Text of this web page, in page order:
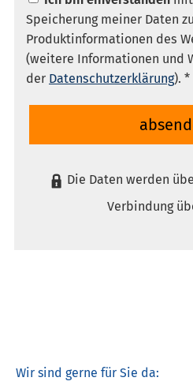
Speicherung meiner Daten
Produktinformationen des
(weitere Informationen und
der Datenschutzerklärung). *
Die Daten werden
Verbindung
Wir sind gerne für Sie da: